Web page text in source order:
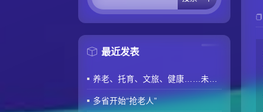
最近发表
养老、托育、文旅、健康……未来5年消费“路线图”来了
多省开始“抢老人”